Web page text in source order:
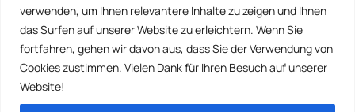
verwenden, um Ihnen relevantere Inhalte zu zeigen und Ihnen
das Surfen auf unserer Website zu erleichtern. Wenn Sie
fortfahren, gehen wir davon aus, dass Sie der Verwendung von
Cookies zustimmen. Vielen Dank für Ihren Besuch auf unserer
Website!